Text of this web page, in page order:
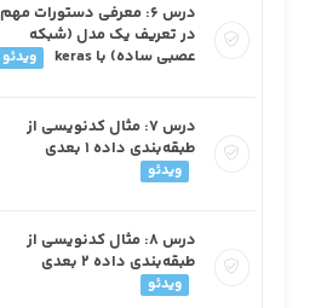
درس ۶: معرفی دستورات مهم
در تعریف یک مدل (شبکه
عصبی ساده) با keras
ویدئو
درس ۷: مثال کدنویسی از
طبقه‌بندی داده 1 بعدی
ویدئو
درس ۸: مثال کدنویسی از
طبقه‌بندی داده 2 بعدی
ویدئو